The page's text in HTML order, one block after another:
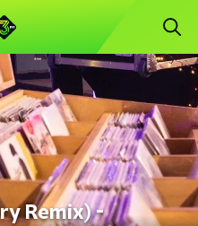
Remix) -